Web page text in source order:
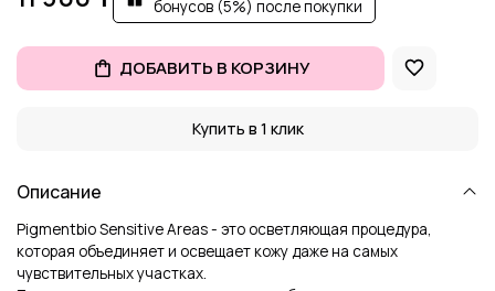
бонусов (5%) после покупки
ДОБАВИТЬ В КОРЗИНУ
Купить в 1 клик
Описание
Pigmentbio Sensitive Areas- это осветляющая процедура,
которая объединяет и освещает кожу даже на самых
чувствительных участках.